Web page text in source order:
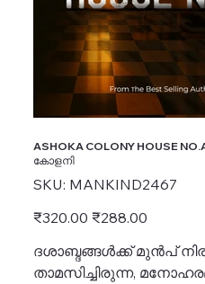
ASHOKA COLONY HOUSE
കോളനി
SKU: SKU
MANKIND2467
MANKIND2467
Original
price
₹320.00 Sale
price
₹288.00
ദശാബ്ദങ്ങൾക്ക് മുൻപ്
താമസിച്ചിരുന്ന,